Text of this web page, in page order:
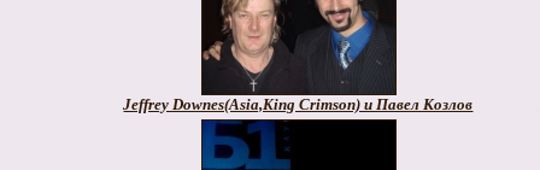
Jeffrey Downes(Asia,King Crimson) и Павел Козлов